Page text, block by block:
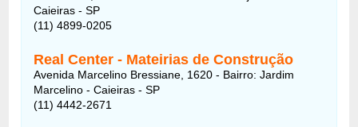
Caieiras - SP
(11) 4899-0205
Real Center - Mateirias de Construção
Avenida Marcelino Bressiane, 1620 - Bairro: Jardim
Marcelino - Caieiras - SP
(11) 4442-2671